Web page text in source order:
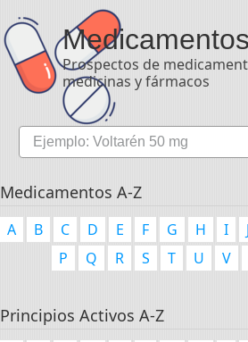
Medicamentos
Prospectos de
medicinas y fármacos
Medicamentos A-Z
A B C D E F G H I J
P
Q R S T U V
Principios Activos A-Z